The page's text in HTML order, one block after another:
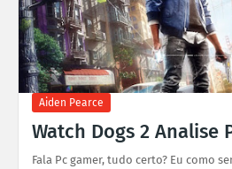
Aiden Pearce
Watch Dogs 2 Analise
Fala Pc gamer, tudo certo? Eu como